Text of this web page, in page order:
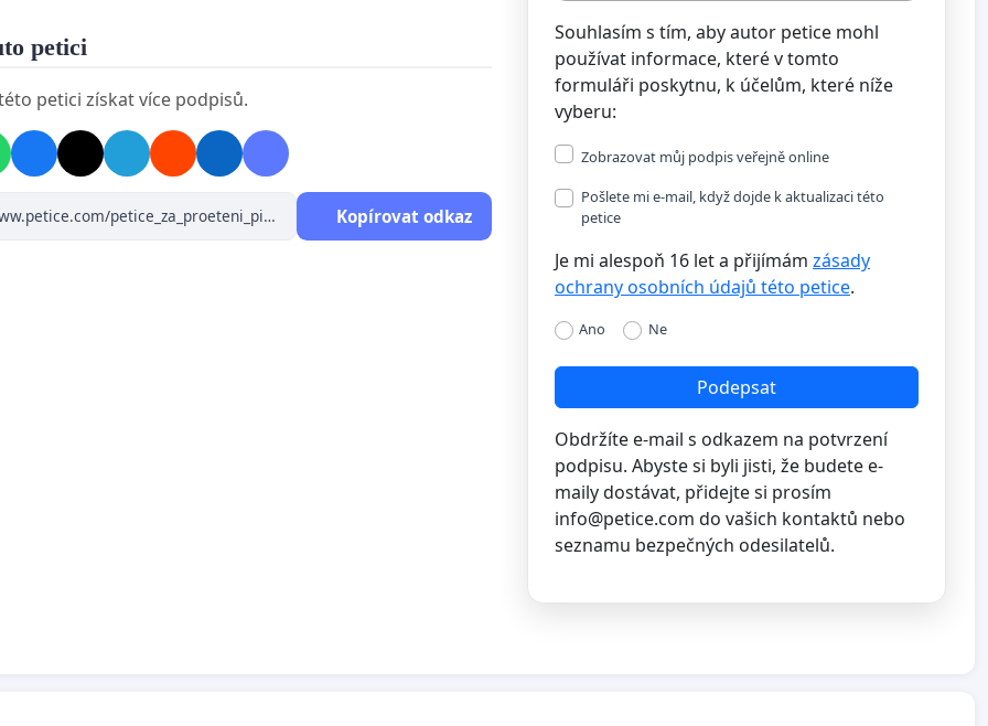
petici a dokažte, že nebudeme jen přihlížet ignoraci
petici
petici získat více podpisů.
Kopírovat odkaz
Souhlasím s tím, aby autor petice mohl
používat informace, které v tomto
formuláři poskytnu, k účelům, které níže
vyberu:
Zobrazovat můj podpis veřejně online
Pošlete mi e-mail, když dojde k aktualizaci této
petice
Je mi alespoň 16 let a přijímám zásady
ochrany osobních údajů této petice.
Ano Ne
Podepsat
Obdržíte e-mail s odkazem na potvrzení
podpisu. Abyste si byli jisti, že budete e-
maily dostávat, přidejte si prosím
info@petice.com do vašich kontaktů nebo
seznamu bezpečných odesilatelů.